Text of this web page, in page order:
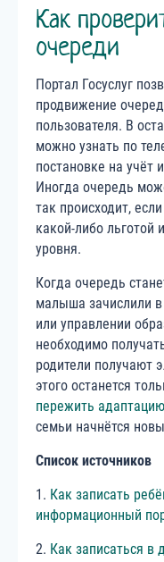
Как
очереди
Портал Госуслуг
продвижение
пользователя. В
можно узнать по
постановке на учёт
Иногда очередь
так происходит,
какой-либо льготой
уровня.
Когда очередь
малыша зачислили
или управлении
необходимо
родители получают
этого останется
пережить
семьи начнётся
Список источников
1. Как записать
информационный
2. Как записаться в